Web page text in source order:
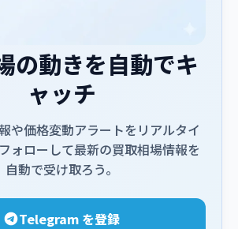
の動きを自動でキ
ャッチ
や価格変動アラートをリアルタイ
ォローして最新の買取相場情報を
自動で受け取ろう。
Telegram を登録